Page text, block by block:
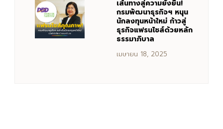
เส้นทางสู่ความยั่งยืน!
กรมพัฒนาธุรกิจฯ หนุน
นักลงทุนหน้าใหม่ ก้าวสู่
ธุรกิจแฟรนไชส์ด้วยหลัก
ธรรมาภิบาล
เมษายน 18, 2025